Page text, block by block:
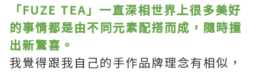
「FUZE TEA」一直深相世界上很多美好
的事情都是由不同元素配搭而成，隨時撞
出新驚喜。
我覺得跟我自己的手作品牌理念有相似，